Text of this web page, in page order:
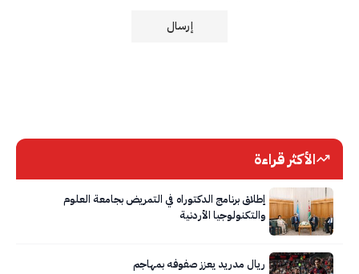
الأكثر قراءة
إطلاق برنامج الدكتوراه في التمريض بجامعة العلوم
والتكنولوجيا الأردنية
ريال مدريد يعزز صفوفه بمهاجم